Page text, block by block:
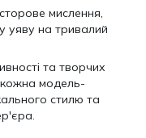
мислення,
уяву на тривалий
та творчих
кожна модель-
стилю та